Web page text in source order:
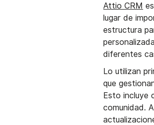
Attio CRM
lugar de
estructura
diferentes
Lo utilizan
que
Esto incluye
comunidad.